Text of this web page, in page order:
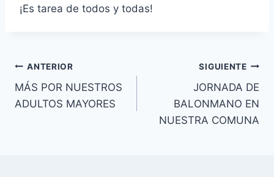
¡Es tarea de todos y todas!
ANTERIOR
MÁS POR NUESTROS
ADULTOS MAYORES
SIGUIENTE
JORNADA DE
BALONMANO EN
NUESTRA COMUNA